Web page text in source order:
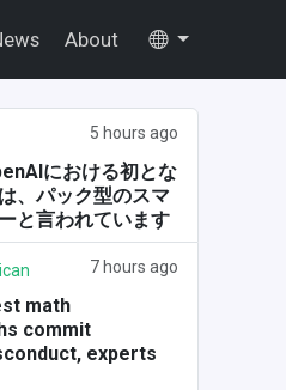
About
5 hours ago
における初とな
、パック型のスマ
と言われています
7 hours ago
math
commit
experts